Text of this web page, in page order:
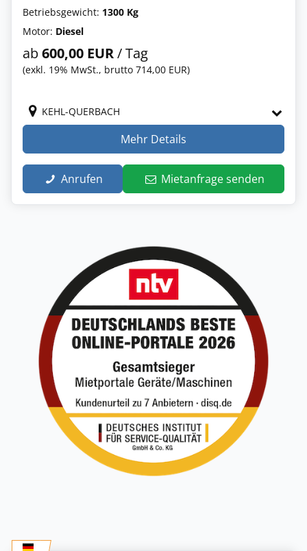
Betriebsgewicht: 1300 Kg
Motor: Diesel
ab600,00 EUR/ Tag
(exkl. 19% MwSt., brutto 714,00 EUR)
KEHL-QUERBACH
Mehr Details
Anrufen Mietanfrage senden